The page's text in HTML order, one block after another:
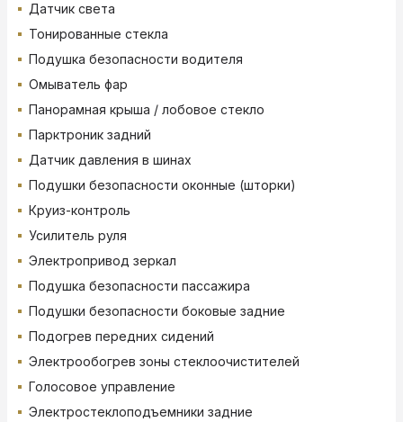
Датчик света
Тонированные стекла
Подушка безопасности водителя
Омыватель фар
Панорамная крыша / лобовое стекло
Парктроник задний
Датчик давления в шинах
Подушки безопасности оконные (шторки)
Круиз-контроль
Усилитель руля
Электропривод зеркал
Подушка безопасности пассажира
Подушки безопасности боковые задние
Подогрев передних сидений
Электрообогрев зоны стеклоочистителей
Голосовое управление
Электростеклоподъемники задние